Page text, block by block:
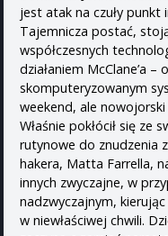
jest atak na czuły
Tajemnicza postać,
współczesnych
działaniem McClane’a
skomputeryzowanym
weekend, ale
Właśnie pokłócił się ze
rutynowe do znudzenia
hakera, Matta Farrella,
innych zwyczajne, w
nadzwyczajnym,
w niewłaściwej chwili.